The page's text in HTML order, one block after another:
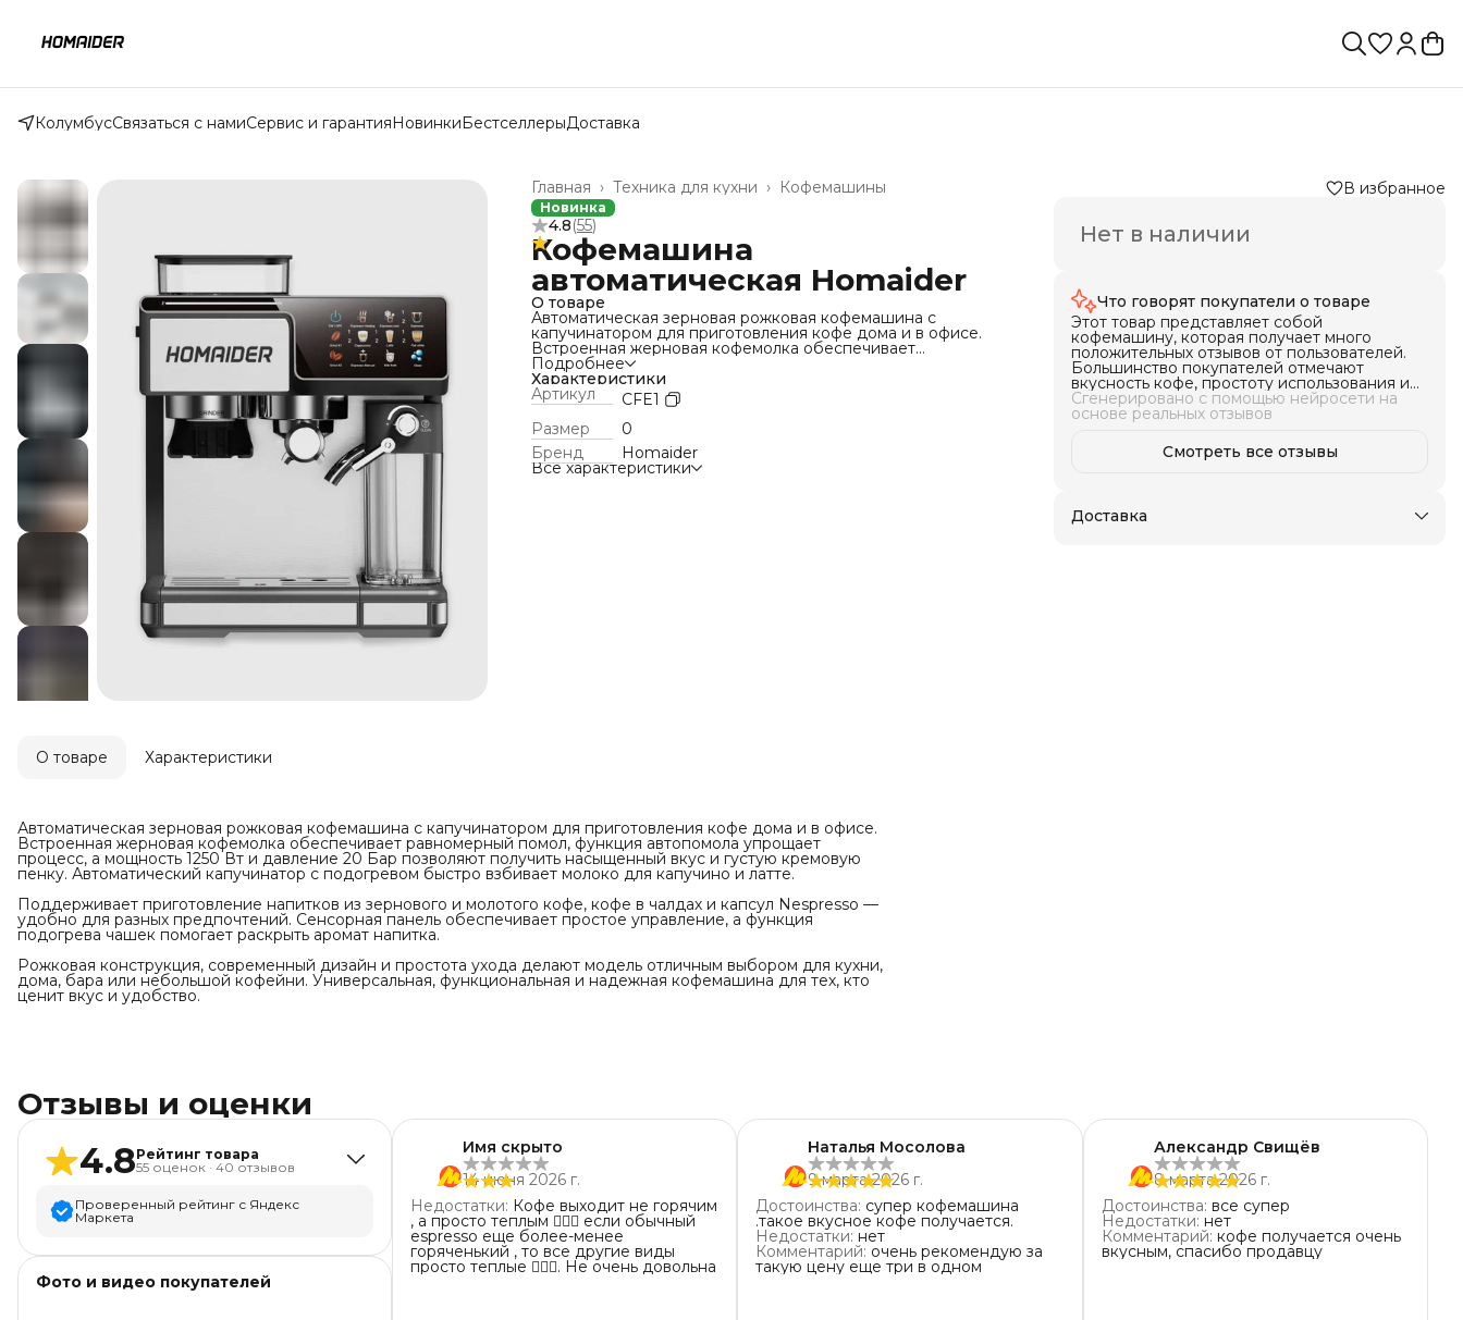
КолумбусСвязаться с намиСервис и гарантияНовинкиБестселлерыДоставка
Кофемашины
Техника для кухни ›
Главная ›
Новинка
4.8(55)
Кофемашина
автоматическая Homaider
О товаре
Автоматическая зерновая рожковая кофемашина с
капучинатором для приготовления кофе дома и в офисе.
Встроенная жерновая кофемолка обеспечивает
равномерный помол, функция автопомола упрощает
процесс, а мощность 1250 Вт и давление 20 Бар позволяют
получить насыщенный вкус и густую кремовую пенку.
Автоматический капучинатор с подогревом быстро
взбивает молоко для капучино и латте.
Поддерживает приготовление напитков из зернового и
молотого кофе, кофе в чалдах и капсул Nespresso — удобно
для разных предпочтений. Сенсорная панель обеспечивает
Подробнее
Характеристики
Артикул
CFE1
Размер
0
Бренд
Homaider
Все характеристики
В избранное
Нет в наличии
Что говорят покупатели о товаре
Этот товар представляет собой
кофемашину, которая получает много
положительных отзывов от пользователей.
Большинство покупателей отмечают
вкусность кофе, простоту использования и
компактность этой машины. Кроме того, они
высоко оценивают функцию авто-
капучинатора. В общем и целом, этот товар
подходит для тех, кому важно удобство и
качество приготовленного кофе.
Сгенерировано с помощью нейросети на
основе реальных отзывов
Смотреть все отзывы
Доставка
О товаре Характеристики
Автоматическая зерновая рожковая кофемашина с капучинатором для приготовления кофе дома и в офисе.
Встроенная жерновая кофемолка обеспечивает равномерный помол, функция автопомола упрощает
процесс, а мощность 1250 Вт и давление 20 Бар позволяют получить насыщенный вкус и густую кремовую
пенку. Автоматический капучинатор с подогревом быстро взбивает молоко для капучино и латте.
Поддерживает приготовление напитков из зернового и молотого кофе, кофе в чалдах и капсул Nespresso —
удобно для разных предпочтений. Сенсорная панель обеспечивает простое управление, а функция
подогрева чашек помогает раскрыть аромат напитка.
Рожковая конструкция, современный дизайн и простота ухода делают модель отличным выбором для кухни,
дома, бара или небольшой кофейни. Универсальная, функциональная и надежная кофемашина для тех, кто
ценит вкус и удобство.
Отзывы и оценки
4.8Рейтинг товара
55 оценок · 40 отзывов
Проверенный рейтинг с Яндекс
Маркета
5 звёзд
51
4 звезды
Фото и видео покупателей
Имя скрыто
14 июня 2026 г.
Недостатки: Кофе выходит не горячим
, а просто теплым 🤷🏻‍♀️ если обычный
espresso еще более-менее
горяченький , то все другие виды
просто теплые 🤦🏻‍♀️. Не очень довольна
Наталья Мосолова
9 марта 2026 г.
Достоинства: супер кофемашина
.такое вкусное кофе получается.
Недостатки: нет
Комментарий: очень рекомендую за
такую цену еще три в одном
Александр Свищёв
8 марта 2026 г.
Достоинства: все супер
Недостатки: нет
Комментарий: кофе получается очень
вкусным, спасибо продавцу